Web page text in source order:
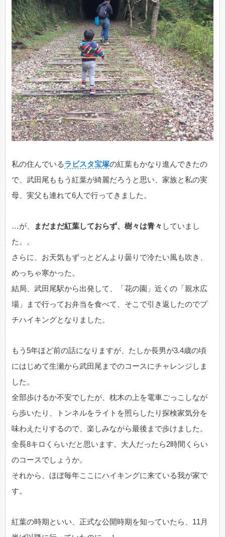
私の住んでいるラビスタ宝塚の紅葉もかなり進んできたの
で、武田尾ももう紅葉が綺麗だろうと思い、家族と私の実
母、実父も連れて6人で行ってきました。
…が、 まだまだ紅葉しておらず、樹々は青々 していまし
た。。
さらに、お天気もずっとどんより曇りで冷たい風も吹き、
めっちゃ寒かった。
結局、武田尾駅から出発して、「花の園」近くの「親水広
場」まで行ってお弁当を食べて、そこで引き返したのでプ
チハイキングとなりました。
もう5年ほど前の話になりますが、たしか長男が3.4歳の頃
にはじめて生瀬から武田尾までのコースにチャレンジしま
した。
全部歩けるか不安でしたが、枕木の上を電車ごっこしなが
ら歩いたり、トンネルをライトを照らしたり探検家気分を
味わえたりするので、楽しみながら最後まで歩けました。
全長8キロくらいだと思います。大人だったら2時間くらい
のコースでしょうか。
それから、ほぼ毎年ここにハイキングに来ている我が家で
す。
紅葉の時期といい、正式な公開時期を知っていたら、11月